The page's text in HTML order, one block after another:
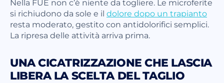
Nella FUE non c’è niente da togliere. Le microferite
si richiudono da sole e il dolore dopo un trapianto
resta moderato, gestito con antidolorifici semplici.
La ripresa delle attività arriva prima.
UNA CICATRIZZAZIONE CHE LASCIA
LIBERA LA SCELTA DEL TAGLIO